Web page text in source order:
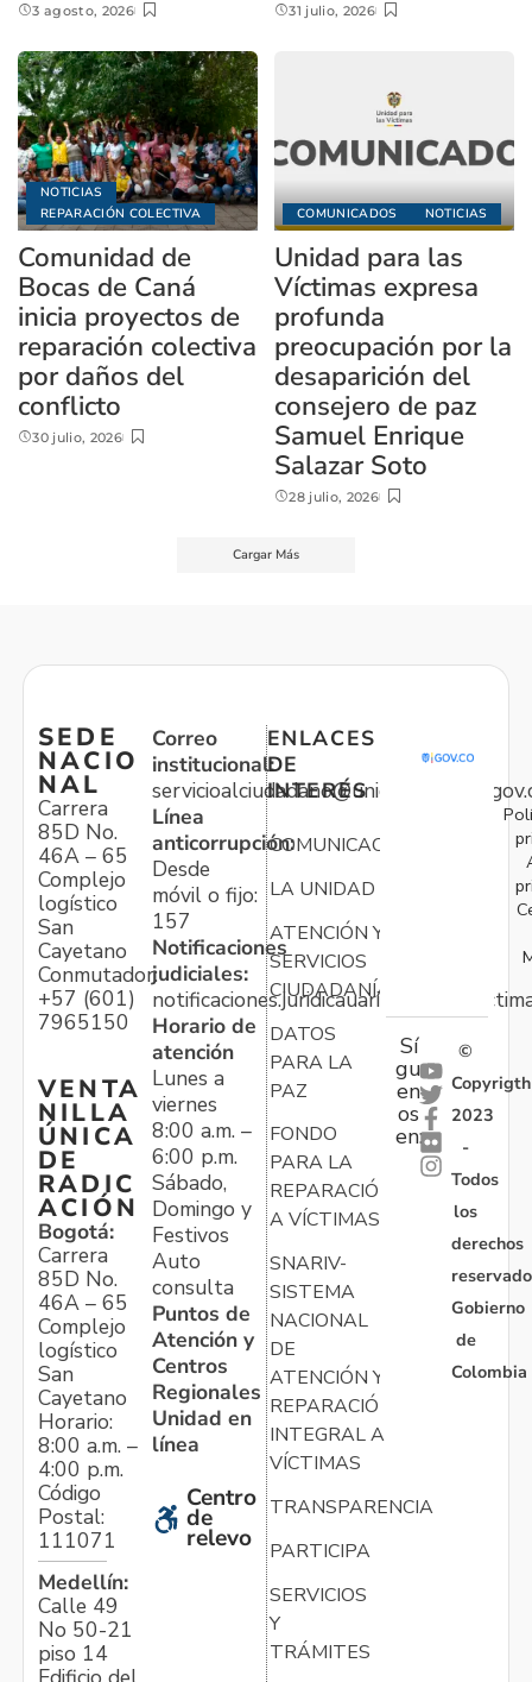
3 agosto, 2026 31 julio, 2026
NOTICIAS
REPARACIÓN COLECTIVA
Comunidad de
Bocas de Caná
inicia proyectos de
reparación colectiva
por daños del
conflicto
30 julio, 2026
COMUNICADOS NOTICIAS
Unidad para las
Víctimas expresa
profunda
preocupación por la
desaparición del
consejero de paz
Samuel Enrique
Salazar Soto
28 julio, 2026
Cargar Más
SEDE
NACIO
NAL
Carrera
85D No.
46A – 65
Complejo
logístico
San
Cayetano
Conmutador:
+57 (601)
7965150
VENTA
NILLA
ÚNICA
DE
RADIC
ACIÓN
Bogotá:
Carrera
85D No.
46A – 65
Complejo
logístico
San
Cayetano
Horario:
8:00 a.m. –
4:00 p.m.
Código
Postal:
111071
Medellín:
Calle 49
No 50-21
piso 14
Correo
institucional:
Línea
anticorrupción:
Desde
móvil o fijo:
157
Notificaciones
judiciales:
Horario de
atención
Lunes a
viernes
8:00 a.m. –
6:00 p.m.
Sábado,
Domingo y
Festivos
Auto
consulta
Puntos de
Atención y
Centros
Regionales
Unidad en
línea
Centro
de
relevo
ENLACES
DE
INTERÉS
COMUNICACIONES
LA UNIDAD
ATENCIÓN Y
SERVICIOS
CIUDADANÍA
DATOS
PARA LA
PAZ
FONDO
PARA LA
REPARACIÓN
A VÍCTIMAS
SNARIV-
SISTEMA
NACIONAL
DE
ATENCIÓN Y
REPARACIÓN
INTEGRAL A
VÍCTIMAS
TRANSPARENCIA
PARTICIPA
SERVICIOS
Y
TRÁMITES
Sí
gu
en
os
en:
©
Copyrigth
2023
-
Todos
los
derechos
Gobierno
de
Colombia